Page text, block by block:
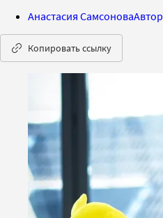
Анастасия СамсоноваАвтор
Копировать ссылку